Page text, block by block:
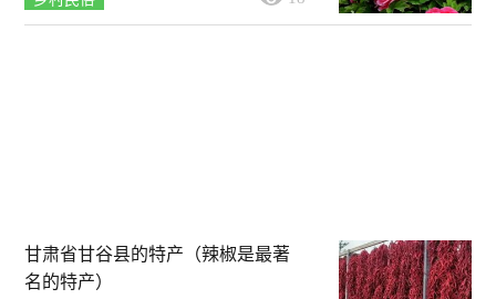
甘肃省甘谷县的特产（辣椒是最著
名的特产）